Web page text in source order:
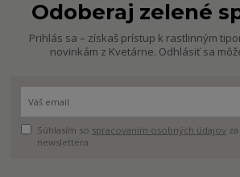
Odoberaj zelené
Prihlás sa – získaš prístup k rastlinným
novinkám z Kvetárne. Odhlásiť sa
Súhlasím so spracovaním osobných údajov
newslettera.